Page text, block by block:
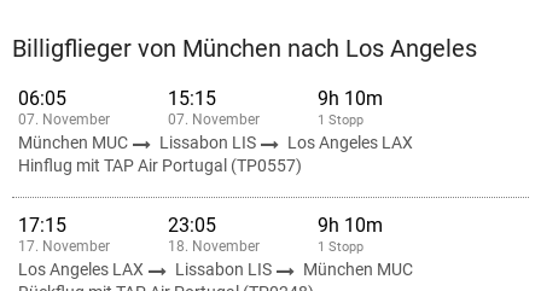
Billigflieger von München nach Los Angeles
06:05
07. November
15:15
07. November
9h 10m
1 Stopp
München MUC Lissabon LIS
Los Angeles LAX
Hinflug mit TAP Air Portugal (TP0557)
17:15
17. November
23:05
18. November
9h 10m
1 Stopp
Los Angeles LAX Lissabon LIS
München MUC